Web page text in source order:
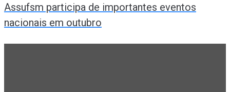
Assufsm participa de importantes eventos
nacionais em outubro